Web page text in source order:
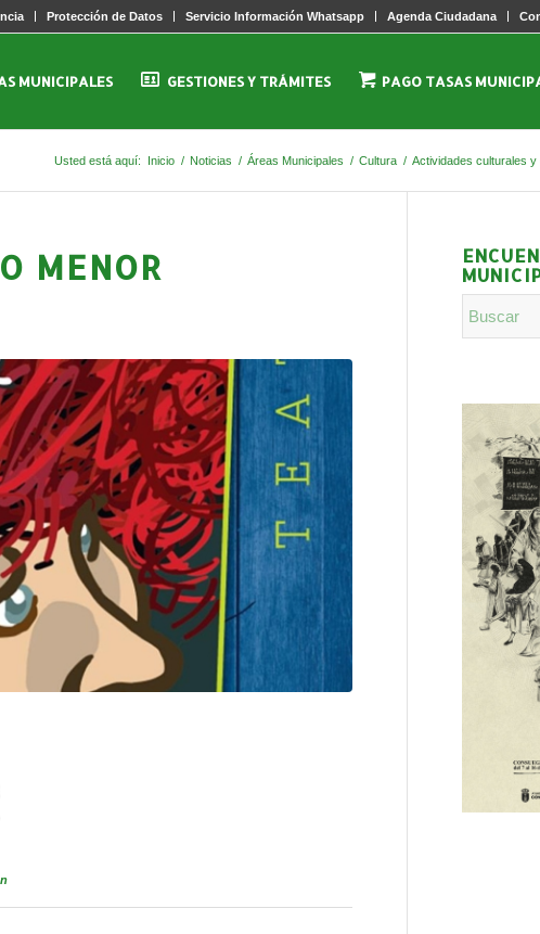
Protección de Datos Servicio Información Whatsapp Agenda Ciudadana
MUNICIPALES GESTIONES Y TRÁMITES PAGO TASAS
Usted está aquí: Inicio / Noticias / Áreas Municipales / Cultura / Actividades culturales y
MENOR